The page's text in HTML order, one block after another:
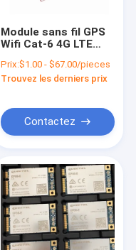
Module sans fil GPS
Wifi Cat-6 4G LTE
fil AirPrime
Prix:$1.00 - $67.00/pieces
Trouvez les derniers prix
Contactez